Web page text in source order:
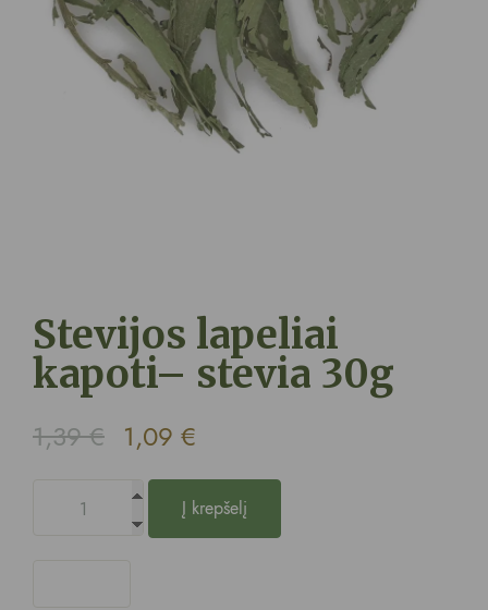
Stevijos lapeliai
kapoti– stevia 30g
1,39€ 1,09 €
Į krepšelį